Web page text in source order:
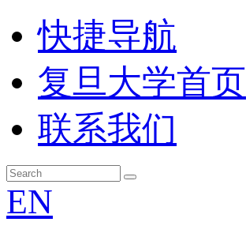
快捷导航
复旦大学首页
联系我们
EN